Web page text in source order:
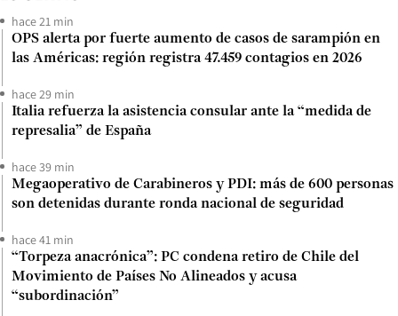
hace 21 min
OPS alerta por fuerte aumento de casos de sarampión en
las Américas: región registra 47.459 contagios en 2026
hace 29 min
Italia refuerza la asistencia consular ante la “medida de
represalia” de España
hace 39 min
Megaoperativo de Carabineros y PDI: más de 600 personas
son detenidas durante ronda nacional de seguridad
hace 41 min
“Torpeza anacrónica”: PC condena retiro de Chile del
Movimiento de Países No Alineados y acusa
“subordinación”